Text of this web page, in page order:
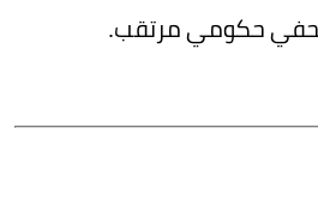
حكومي مرتقب.